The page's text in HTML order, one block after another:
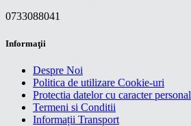
0733088041
Informaţii
Despre Noi
Politica de utilizare Cookie-uri
Protectia datelor cu caracter personal
Termeni si Conditii
Informații Transport